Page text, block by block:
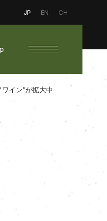
JP EN CH
イン”が拡大中